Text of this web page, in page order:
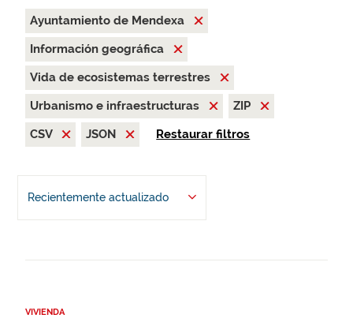
Ayuntamiento de Mendexa
Información geográfica
Vida de ecosistemas terrestres
Urbanismo e infraestructuras
ZIP
CSV
JSON Restaurar filtros
Recientemente actualizado
VIVIENDA